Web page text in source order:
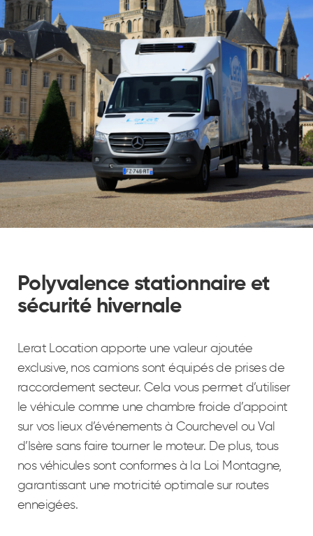
Polyvalence stationnaire et
sécurité hivernale
Lerat Location apporte une valeur ajoutée
exclusive, nos camions sont équipés de prises de
raccordement secteur. Cela vous permet d’utiliser
le véhicule comme une chambre froide d’appoint
sur vos lieux d’événements à Courchevel ou Val
d’Isère sans faire tourner le moteur. De plus, tous
nos véhicules sont conformes à la Loi Montagne,
garantissant une motricité optimale sur routes
enneigées.